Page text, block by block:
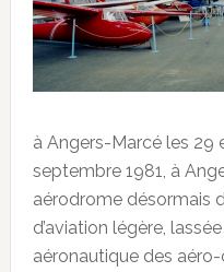
à Angers-Marcé les 29
septembre 1981, à
aérodrome désormais
d’aviation légère,
aéronautique des